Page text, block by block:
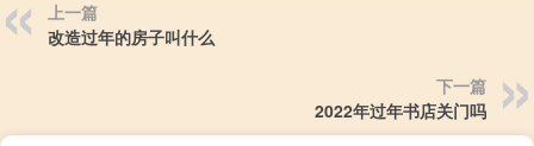
上一篇
改造过年的房子叫什么
下一篇
2022年过年书店关门吗